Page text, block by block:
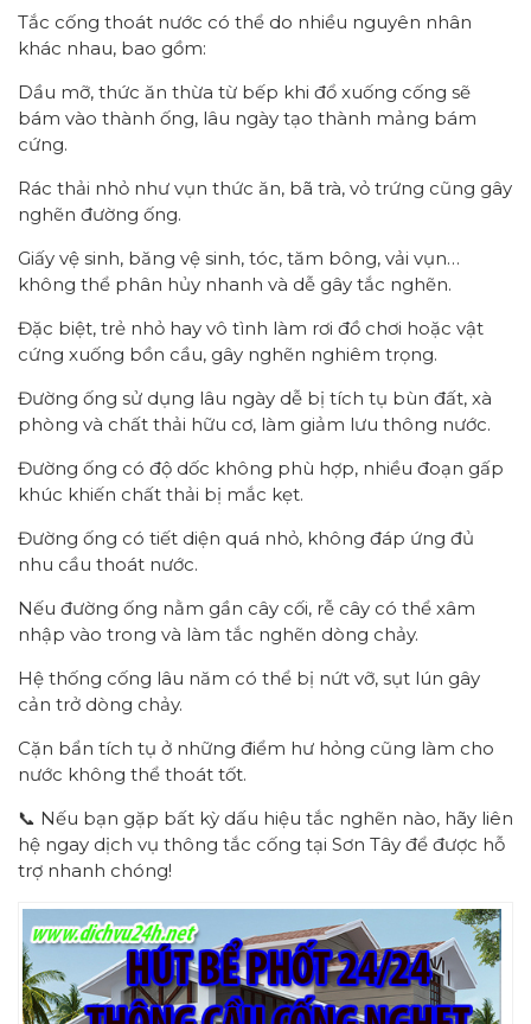
Tắc cống thoát nước có thể do nhiều nguyên nhân
khác nhau, bao gồm:
Dầu mỡ, thức ăn thừa từ bếp khi đổ xuống cống sẽ
bám vào thành ống, lâu ngày tạo thành mảng bám
cứng.
Rác thải nhỏ như vụn thức ăn, bã trà, vỏ trứng cũng gây
nghẽn đường ống.
Giấy vệ sinh, băng vệ sinh, tóc, tăm bông, vải vụn…
không thể phân hủy nhanh và dễ gây tắc nghẽn.
Đặc biệt, trẻ nhỏ hay vô tình làm rơi đồ chơi hoặc vật
cứng xuống bồn cầu, gây nghẽn nghiêm trọng.
Đường ống sử dụng lâu ngày dễ bị tích tụ bùn đất, xà
phòng và chất thải hữu cơ, làm giảm lưu thông nước.
Đường ống có độ dốc không phù hợp, nhiều đoạn gấp
khúc khiến chất thải bị mắc kẹt.
Đường ống có tiết diện quá nhỏ, không đáp ứng đủ
nhu cầu thoát nước.
Nếu đường ống nằm gần cây cối, rễ cây có thể xâm
nhập vào trong và làm tắc nghẽn dòng chảy.
Hệ thống cống lâu năm có thể bị nứt vỡ, sụt lún gây
cản trở dòng chảy.
Cặn bẩn tích tụ ở những điểm hư hỏng cũng làm cho
nước không thể thoát tốt.
📞 Nếu bạn gặp bất kỳ dấu hiệu tắc nghẽn nào, hãy liên
hệ ngay dịch vụ thông tắc cống tại Sơn Tây để được hỗ
trợ nhanh chóng!